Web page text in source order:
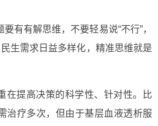
有有解思维，不要轻易说“不行”，
生需求日益多样化，精准思维就是
在提高决策的科学性、针对性。比
治疗多次，但由于基层血液透析服